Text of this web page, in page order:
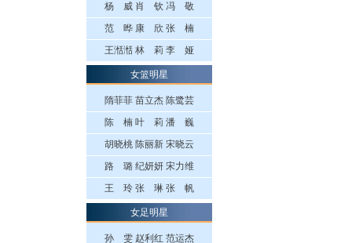
杨 威 肖 钦 冯 敬
范 晔 康 欣 张 楠
王湉湉 林 莉 李 娅
女篮明星
隋菲菲 苗立杰 陈鹭芸
陈 楠 叶 莉 潘 巍
胡晓桃 陈丽新 宋晓云
路 璐 纪妍妍 宋力维
王 玲 张 琳 张 帆
女足明星
孙 雯 赵利红 范运杰